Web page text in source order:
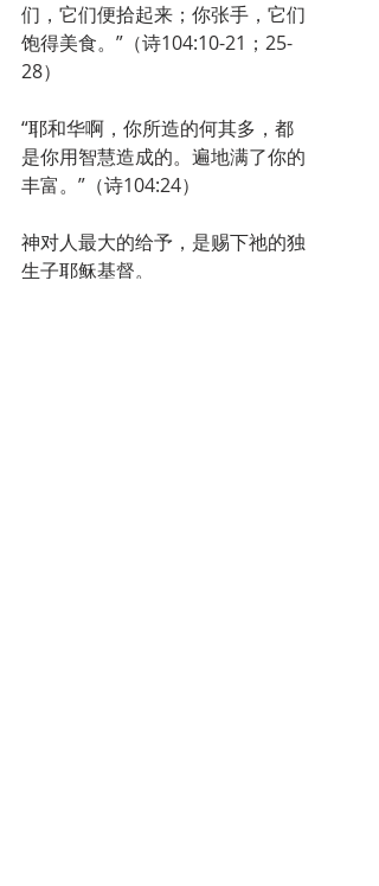
们，它们便拾起来；你张手，它们
饱得美食。”（诗104:10-21；25-
28）
“耶和华啊，你所造的何其多，都
是你用智慧造成的。遍地满了你的
丰富。”（诗104:24）
神对人最大的给予，是赐下祂的独
生子耶稣基督。